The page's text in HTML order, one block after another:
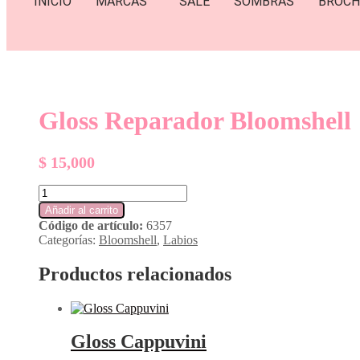
Gloss Reparador Bloomshell
$ 15,000
Gloss
Reparador
Bloomshell
cantidad
Añadir al carrito
Código de artículo: 6357
Categorías: Bloomshell, Labios
Productos relacionados
Gloss Cappuvini